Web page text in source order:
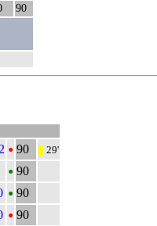
90
• 90 29'
• 90
• 90
• 90